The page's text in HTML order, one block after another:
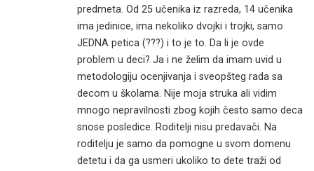
predmeta. Od 25 učenika iz razreda, 14 učenika
ima jedinice, ima nekoliko dvojki i trojki, samo
JEDNA petica (???) i to je to. Da li je ovde
problem u deci? Ja i ne želim da imam uvid u
metodologiju ocenjivanja i sveopšteg rada sa
decom u školama. Nije moja struka ali vidim
mnogo nepravilnosti zbog kojih često samo deca
snose posledice. Roditelji nisu predavači. Na
roditelju je samo da pomogne u svom domenu
detetu i da ga usmeri ukoliko to dete traži od